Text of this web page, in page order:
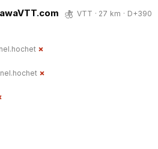
VTT · 27 km · D+390